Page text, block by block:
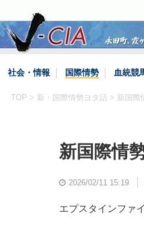
社会・情報 国際情勢 血統競
TOP > 新・国際情勢ヨタ話 > 新国際
新国際情
2026/02/11 15:19
エプスタインファ